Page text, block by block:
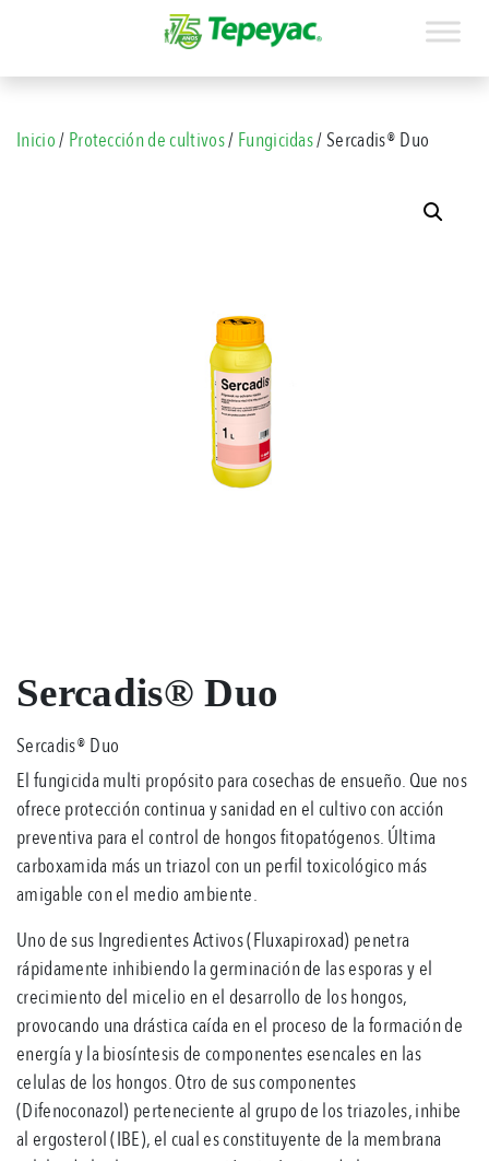
Inicio/ Protección de cultivos/ Fungicidas/ Sercadis® Duo
Sercadis® Duo
Sercadis® Duo
El fungicida multi propósito para cosechas de ensueño. Que nos
ofrece protección continua y sanidad en el cultivo con acción
preventiva para el control de hongos fitopatógenos. Última
carboxamida más un triazol con un perfil toxicológico más
amigable con el medio ambiente.
Uno de sus Ingredientes Activos (Fluxapiroxad) penetra
rápidamente inhibiendo la germinación de las esporas y el
crecimiento del micelio en el desarrollo de los hongos,
provocando una drástica caída en el proceso de la formación de
energía y la biosíntesis de componentes esencales en las
celulas de los hongos. Otro de sus componentes
(Difenoconazol) perteneciente al grupo de los triazoles, inhibe
al ergosterol (IBE), el cual es constituyente de la membrana